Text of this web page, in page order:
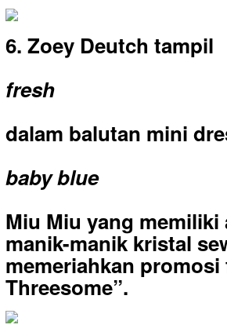
6. Zoey Deutch tampil
fresh
dalam balutan mini
baby blue
Miu Miu yang memiliki
manik-manik kristal
memeriahkan promosi
Threesome”.